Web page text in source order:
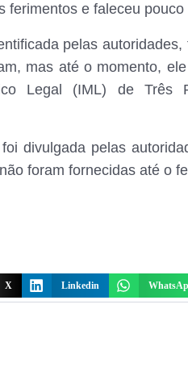
ferimentos e faleceu
pelas
mas até o momento,
Legal (IML) de Três
divulgada pelas
foram fornecidas até o
X Linkedin